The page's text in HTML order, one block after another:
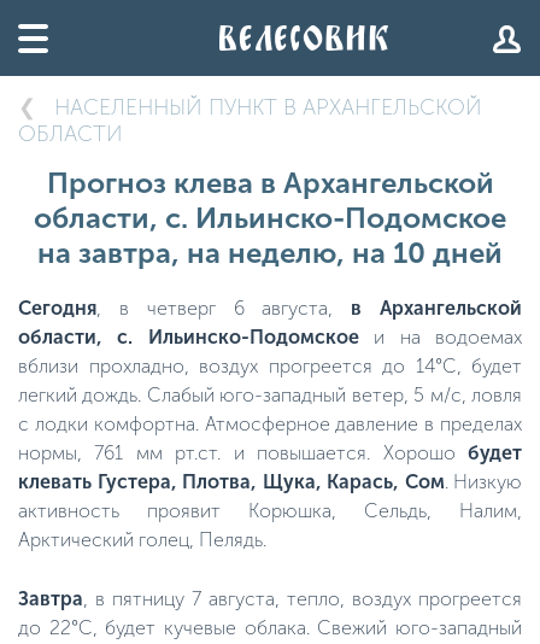
НАСЕЛЕННЫЙ ПУНКТ В АРХАНГЕЛЬСКОЙ
ОБЛАСТИ
Прогноз клева в Архангельской
области, с. Ильинско-Подомское
на завтра, на неделю, на 10 дней
Сегодня, в четверг 6 августа, в Архангельской
области, с. Ильинско-Подомскоеи на водоемах
вблизи прохладно, воздух прогреется до 14°C, будет
легкий дождь. Слабый юго-западный ветер, 5 м/с, ловля
с лодки комфортна. Атмосферное давление в пределах
нормы, 761 мм рт.ст. и повышается. Хорошо будет
клевать Густера, Плотва, Щука, Карась, Сом. Низкую
активность проявит Корюшка, Сельдь, Налим,
Арктический голец, Пелядь.
Завтра, в пятницу 7 августа, тепло, воздух прогреется
до 22°C, будет кучевые облака. Свежий юго-западный